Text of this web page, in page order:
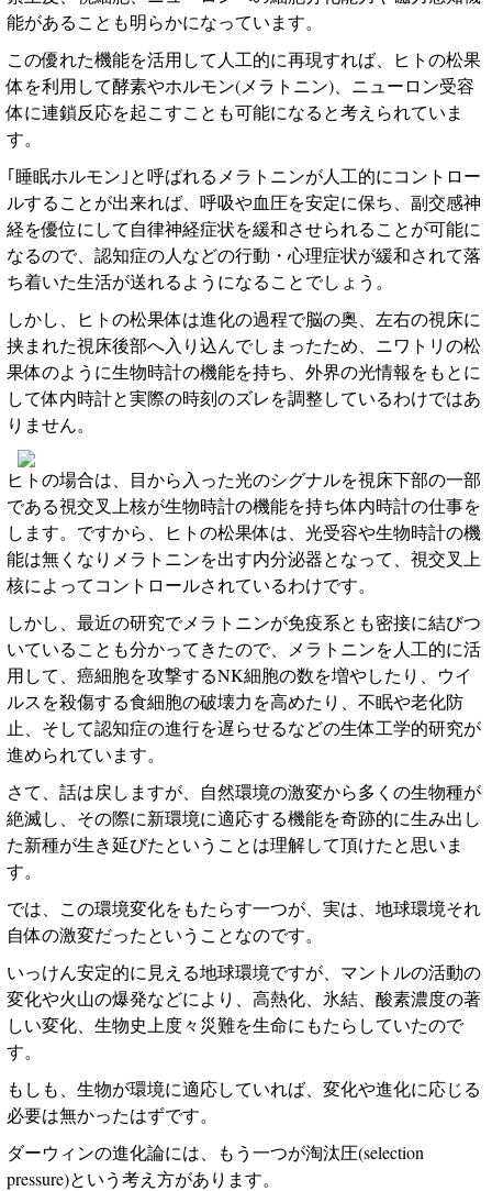
能があることも明らかになっています。
この優れた機能を活用して人工的に再現すれば、ヒトの松果
体を利用して酵素やホルモン(メラトニン) 、ニューロン受容
体に連鎖反応を起こすことも可能になると考えられていま
す。
｢睡眠ホルモン｣と呼ばれるメラトニンが人工的にコントロー
ルすることが出来れば、呼吸や血圧を安定に保ち、副交感神
経を優位にして自律神経症状を緩和させられることが可能に
なるので、認知症の人などの行動・心理症状が緩和されて落
ち着いた生活が送れるようになることでしょう。
しかし、ヒトの松果体は進化の過程で脳の奥、左右の視床に
挟まれた視床後部へ入り込んでしまったため、ニワトリの松
果体のように生物時計の機能を持ち、外界の光情報をもとに
して体内時計と実際の時刻のズレを調整しているわけではあ
りません。
ヒトの場合は、目から入った光のシグナルを視床下部の一部
である視交叉上核が生物時計の機能を持ち体内時計の仕事を
します。ですから、ヒトの松果体は、光受容や生物時計の機
能は無くなりメラトニンを出す内分泌器となって、視交叉上
核によってコントロールされているわけです。
しかし、最近の研究でメラトニンが免疫系とも密接に結びつ
いていることも分かってきたので、メラトニンを人工的に活
用して、癌細胞を攻撃するNK細胞の数を増やしたり、ウイ
ルスを殺傷する食細胞の破壊力を高めたり、不眠や老化防
止、そして認知症の進行を遅らせるなどの生体工学的研究が
進められています。
さて、話は戻しますが、自然環境の激変から多くの生物種が
絶滅し、その際に新環境に適応する機能を奇跡的に生み出し
た新種が生き延びたということは理解して頂けたと思いま
す。
では、この環境変化をもたらす一つが、実は、地球環境それ
自体の激変だったということなのです。
いっけん安定的に見える地球環境ですが、マントルの活動の
変化や火山の爆発などにより、高熱化、氷結、酸素濃度の著
しい変化、生物史上度々災難を生命にもたらしていたので
す。
もしも、生物が環境に適応していれば、変化や進化に応じる
必要は無かったはずです。
ダーウィンの進化論には、もう一つが淘汰圧(selection
pressure)という考え方があります。